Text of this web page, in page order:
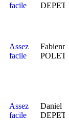
facile
Assez
facile
Assez
facile
Daniel